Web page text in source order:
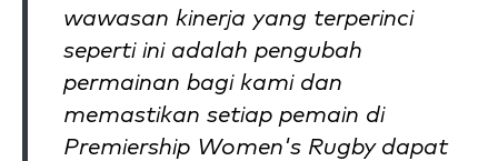
wawasan kinerja yang terperinci
seperti ini adalah pengubah
permainan bagi kami dan
memastikan setiap pemain di
Premiership Women's Rugby dapat